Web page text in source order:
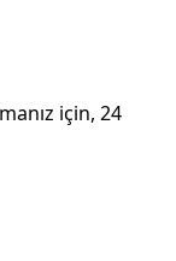
için, 24